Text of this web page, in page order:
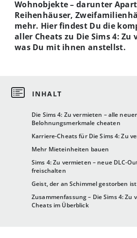
Die Sims 4: Zu vermieten – alle
Belohnungsmerkmale cheaten
Karriere-Cheats für Die Sims 4: Zu
Mehr Mieteinheiten bauen
Sims 4: Zu vermieten – neue DLC-
freischalten
Geist, der an Schimmel gestorben ist
Zusammenfassung – Die Sims 4: Zu
Cheats im Überblick
Wohnobjekte – darunter
Reihenhäuser,
mehr. Hier findest Du die
aller Cheats zu Die Sims 4: Zu
was Du mit ihnen anstellst.